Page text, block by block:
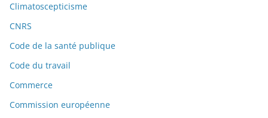
Climatoscepticisme
CNRS
Code de la santé publique
Code du travail
Commerce
Commission européenne